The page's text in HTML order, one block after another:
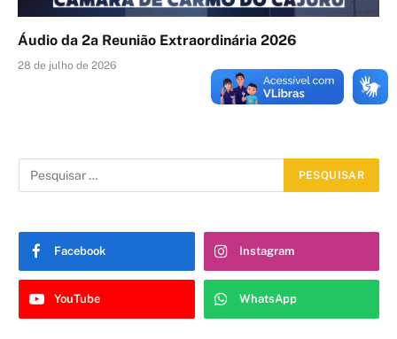
Áudio da 2a Reunião Extraordinária 2026
28 de julho de 2026
Facebook Instagram
YouTube WhatsApp